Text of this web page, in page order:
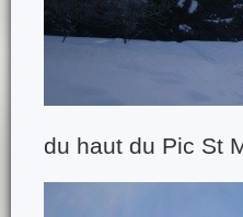
du haut du Pic St